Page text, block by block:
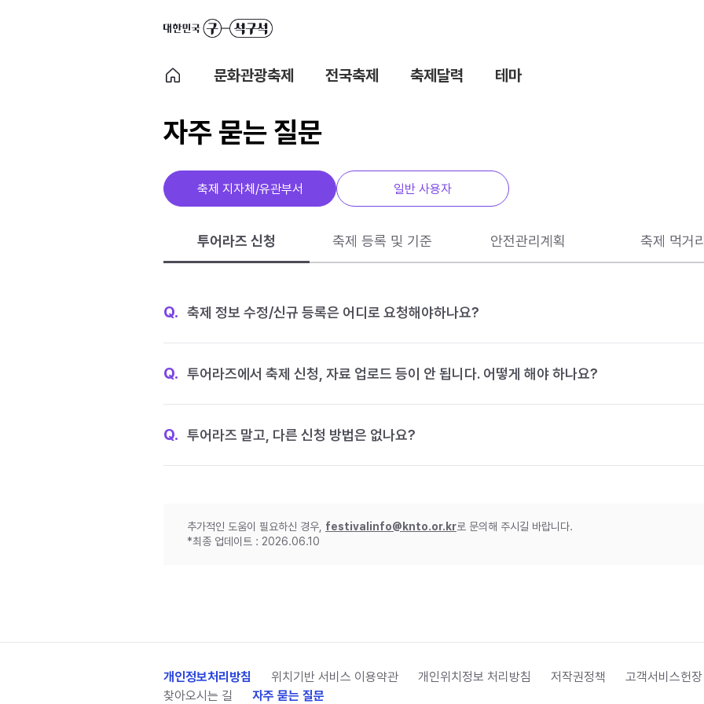
문화관광축제 전국축제 축제달력 테마
자주 묻는 질문
축제 지자체/유관부서 일반 사용자
투어라즈 신청 축제 등록 및 기준 안전관리계획 축제 먹거리
Q. 축제 정보 수정/신규 등록은 어디로 요청해야하나요?
Q. 투어라즈에서 축제 신청, 자료 업로드 등이 안 됩니다. 어떻게 해야 하나요?
Q. 투어라즈 말고, 다른 신청 방법은 없나요?
추가적인 도움이 필요하신 경우, festivalinfo@knto.or.kr로 문의해 주시길 바랍니다.
*최종 업데이트 : 2026.06.10
개인정보처리방침 위치기반 서비스 이용약관 개인위치정보 처리방침 저작권정책 고객서비스헌장
찾아오시는 길
자주 묻는 질문